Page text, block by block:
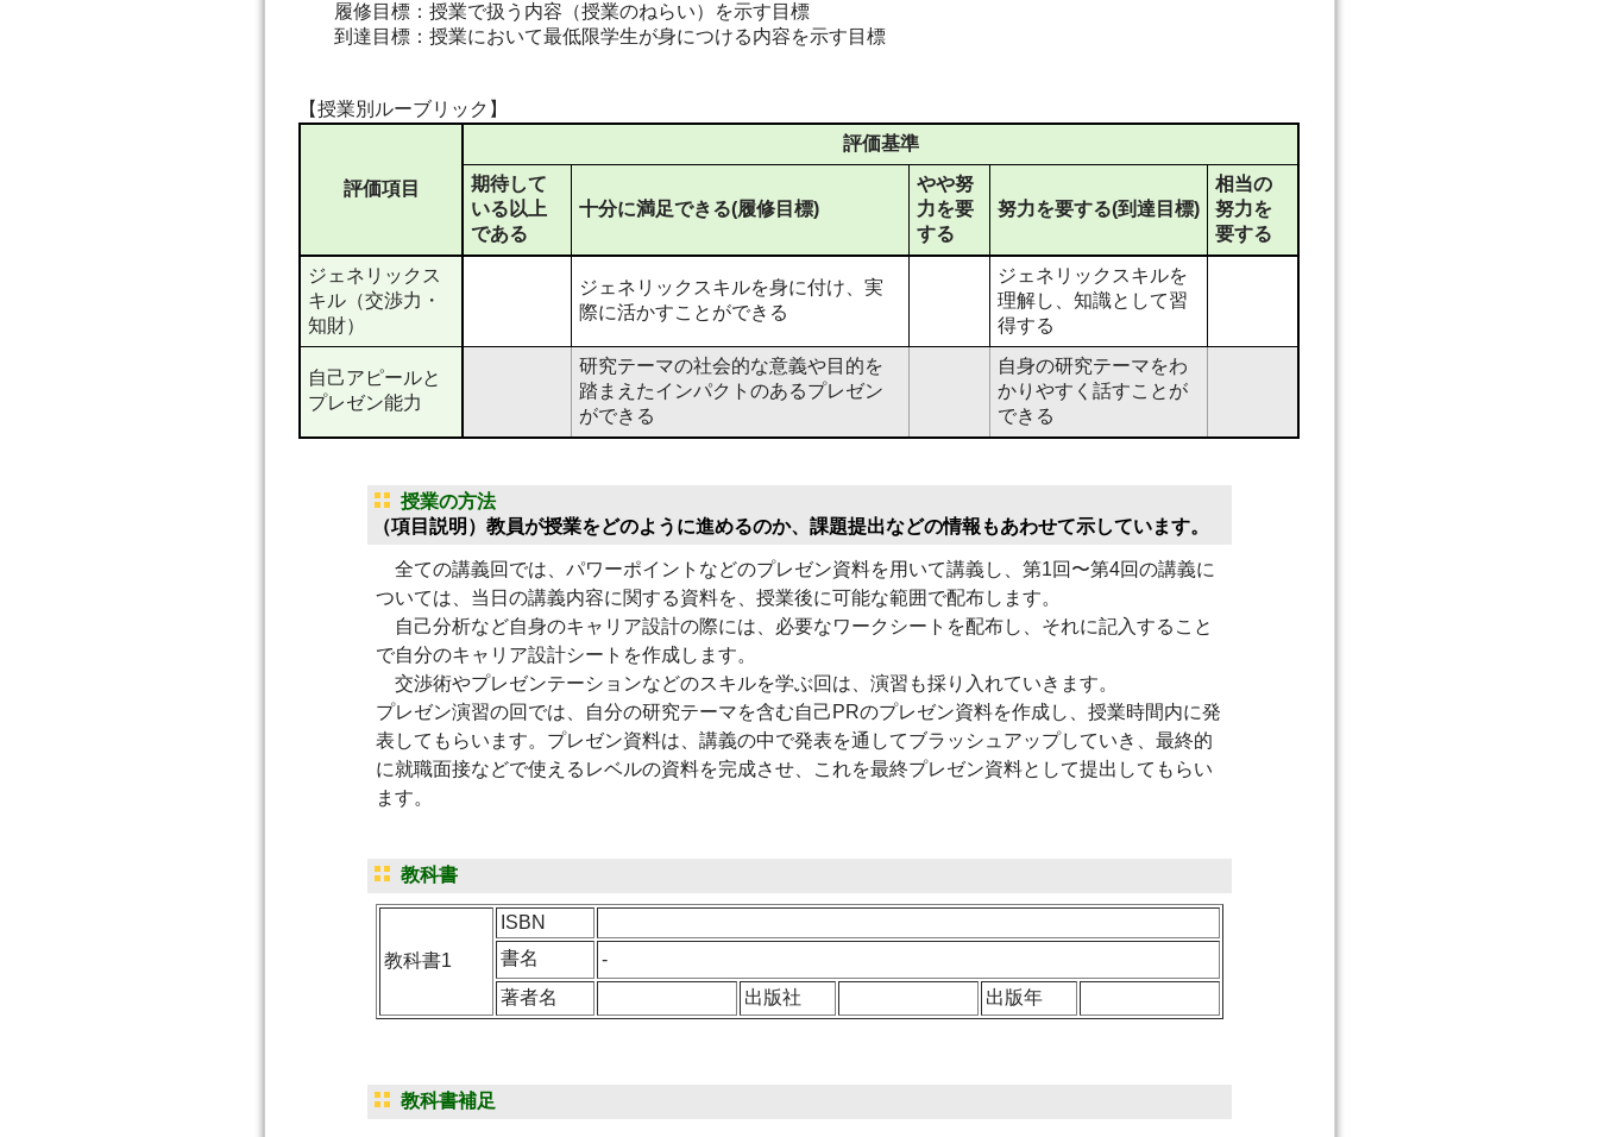
履修目標：授業で扱う内容（授業のねらい）を示す目標
到達目標：授業において最低限学生が身につける内容を示す目標
【授業別ルーブリック】
評価項目
評価基準
期待して
いる以上
である
十分に満足できる(履修目標)
やや努
力を要
する
努力を要する(到達目標)
相当の
努力を
要する
ジェネリックス
キル（交渉力・
知財）
ジェネリックスキルを身に付け、実
際に活かすことができる
ジェネリックスキルを
理解し、知識として習
得する
自己アピールと
プレゼン能力
研究テーマの社会的な意義や目的を
踏まえたインパクトのあるプレゼン
ができる
自身の研究テーマをわ
かりやすく話すことが
できる
授業の方法
（項目説明）教員が授業をどのように進めるのか、課題提出などの情報もあわせて示しています。
全ての講義回では、パワーポイントなどのプレゼン資料を用いて講義し、第1回〜第4回の講義に
ついては、当日の講義内容に関する資料を、授業後に可能な範囲で配布します。
自己分析など自身のキャリア設計の際には、必要なワークシートを配布し、それに記入すること
で自分のキャリア設計シートを作成します。
交渉術やプレゼンテーションなどのスキルを学ぶ回は、演習も採り入れていきます。
プレゼン演習の回では、自分の研究テーマを含む自己PRのプレゼン資料を作成し、授業時間内に発
表してもらいます。プレゼン資料は、講義の中で発表を通してブラッシュアップしていき、最終的
に就職面接などで使えるレベルの資料を完成させ、これを最終プレゼン資料として提出してもらい
ます。
教科書
教科書1
ISBN
書名
-
著者名
出版社 出版年
教科書補足